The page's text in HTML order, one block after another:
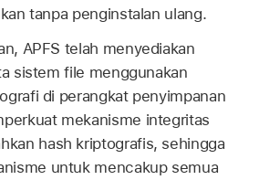
tanpa penginstalan ulang.
APFS telah menyediakan
sistem file menggunakan
di perangkat penyimpanan
mekanisme integritas
hash kriptografis, sehingga
untuk mencakup semua